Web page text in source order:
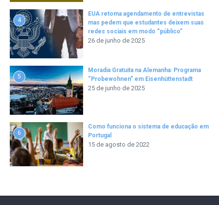
4
EUA retoma agendamento de entrevistas
mas pedem que estudantes deixem suas
redes sociais em modo “público”
26 de junho de 2025
5
Moradia Gratuita na Alemanha: Programa
“Probewohnen” em Eisenhüttenstadt
25 de junho de 2025
6
Como funciona o sistema de educação em
Portugal
15 de agosto de 2022